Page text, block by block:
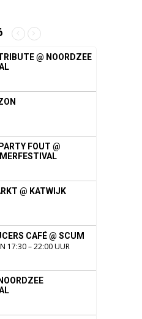
@ NOORDZEE
FOUT @
@ KATWIJK
CAFÉ @ SCUM
17:30 – 22:00 UUR